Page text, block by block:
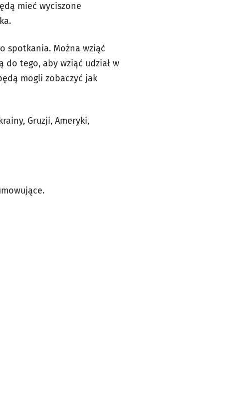
mieć wyciszone
spotkania. Można wziąć
do tego, aby wziąć udział w
mogli zobaczyć jak
Gruzji, Ameryki,